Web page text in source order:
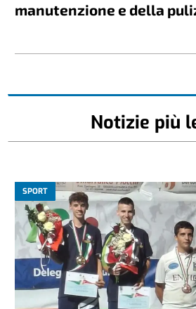
manutenzione e della
Notizie più
SPORT